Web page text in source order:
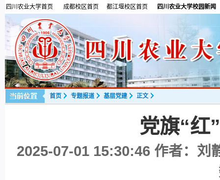
四川农业大学首页 成都校区首页 都江堰校区首页 四川农业大学校园新闻
首页 专题报道 基层党建 正文
党旗“红
2025-07-01 15:30:46 作者：刘